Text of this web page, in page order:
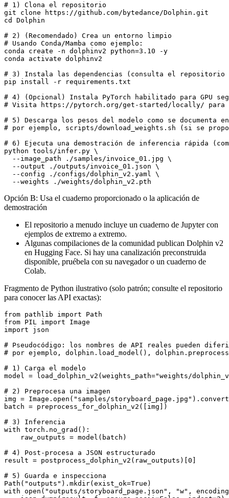
# 1) Clona el repositorio
git clone https://github.com/bytedance/Dolphin.git
cd Dolphin
# 2) (Recomendado) Crea un entorno limpio
# Usando Conda/Mamba como ejemplo:
conda create -n dolphinv2 python=3.10 -y
conda activate dolphinv2
# 3) Instala las dependencias (consulta el
pip install -r requirements.txt
# 4) (Opcional) Instala PyTorch habilitado para GPU
# Visita https://pytorch.org/get-started/locally/ para
# 5) Descarga los pesos del modelo como se
# por ejemplo, scripts/download_weights.sh (si se
# 6) Ejecuta una demostración de inferencia rápida
python tools/infer.py \
  --image_path ./samples/invoice_01.jpg \
  --output ./outputs/invoice_01.json \
  --config ./configs/dolphin_v2.yaml \
Opción B: Usa el cuaderno proporcionado o la aplicación de
demostración
El repositorio a menudo incluye un cuaderno de Jupyter con
ejemplos de extremo a extremo.
Algunas compilaciones de la comunidad publican Dolphin v2
en Hugging Face. Si hay una canalización preconstruida
disponible, pruébela con su navegador o un cuaderno de
Colab.
Fragmento de Python ilustrativo (solo patrón; consulte el repositorio
para conocer las API exactas):
from pathlib import Path
from PIL import Image
import json
# Pseudocódigo: los nombres de API reales pueden
# por ejemplo, dolphin.load_model(),
# 1) Carga el modelo
model = load_dolphin_v2(weights_path="weights/
# 2) Preprocesa una imagen
img = Image.open("samples/
batch = preprocess_for_dolphin_v2([img])
# 3) Inferencia
with torch.no_grad():
    raw_outputs = model(batch)
# 4) Post-procesa a JSON estructurado
result = postprocess_dolphin_v2(raw_outputs)[0]
# 5) Guarda e inspecciona
Path("outputs").mkdir(exist_ok=True)
with open("outputs/storyboard_page.json", "w",